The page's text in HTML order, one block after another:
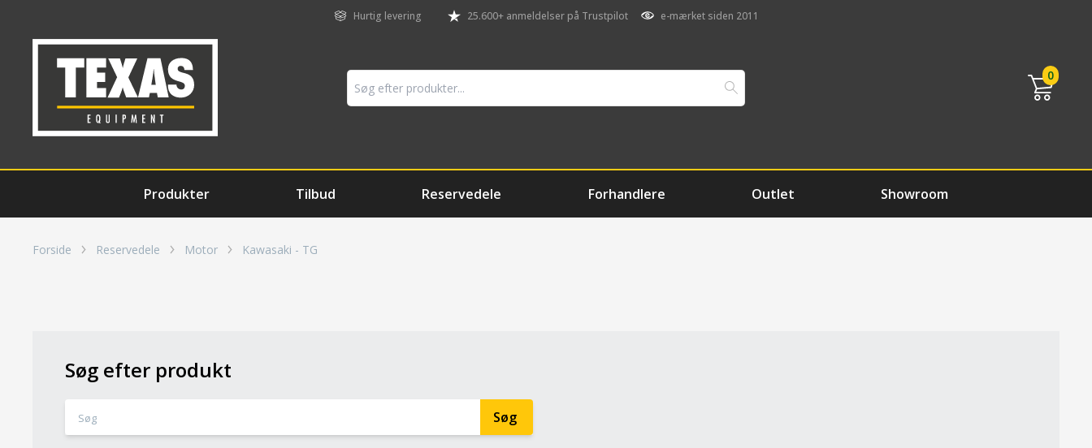
Hurtig levering 25.600+ anmeldelser på Trustpilot e-mærket siden 2011
0
Produkter Tilbud Reservedele Forhandlere Outlet Showroom
Forside Reservedele Motor Kawasaki - TG
Søg efter produkt